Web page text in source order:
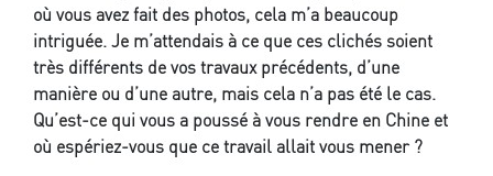
où vous avez fait des photos, cela m’a beaucoup
intriguée. Je m’attendais à ce que ces clichés soient
très différents de vos travaux précédents, d’une
manière ou d’une autre, mais cela n’a pas été le cas.
Qu’est-ce qui vous a poussé à vous rendre en Chine et
où espériez-vous que ce travail allait vous mener ?